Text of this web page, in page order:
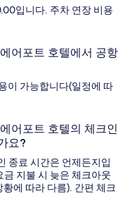
입니다. 주차 연장 비용
어포트 호텔에서 공항
이 가능합니다(일정에 따
어포트 호텔의 체크인
요?
종료 시간은 언제든지입
지불 시 늦은 체크아웃
에 따라 다름). 간편 체크